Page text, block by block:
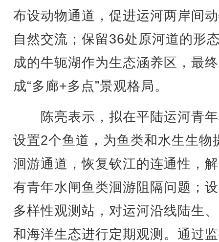
布设动物通道，促进运河两岸间
自然交流；保留36处原河道的形
成的牛轭湖作为生态涵养区，最
成“多廊+多点”景观格局。
陈亮表示，拟在平陆运河青
设置2个鱼道，为鱼类和水生生物
洄游通道，恢复钦江的连通性，
有青年水闸鱼类洄游阻隔问题；
多样性观测站，对运河沿线陆生
和海洋生态进行定期观测。通过